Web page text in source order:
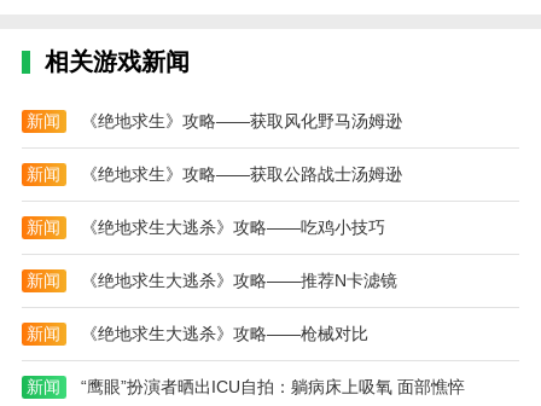
很实用。
2.英语学习助手有很多题库资源，让你在这里自由练
习，提高速度和准确率。
3.英语学习助手软件帮助用户在线阅读各类英文文章，
4.用户可以更好地利用新颖的内容，时钟学习可以帮助
用户根据自己的学习计划更好地完成相关内容。
相关游戏新闻
新闻 《绝地求生》攻略——获取风化野马汤姆逊
新闻 《绝地求生》攻略——获取公路战士汤姆逊
新闻 《绝地求生大逃杀》攻略——吃鸡小技巧
新闻 《绝地求生大逃杀》攻略——推荐N卡滤镜
新闻 《绝地求生大逃杀》攻略——枪械对比
新闻 “鹰眼”扮演者晒出ICU自拍：躺病床上吸氧 面部憔悴